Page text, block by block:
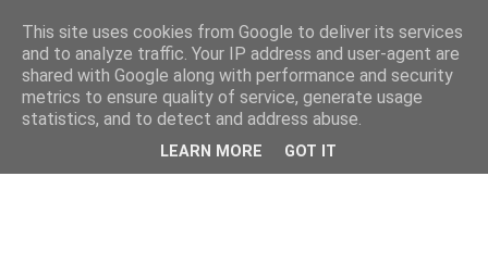
This site uses cookies from Google to deliver its services
and to analyze traffic. Your IP address and user-agent are
shared with Google along with performance and security
metrics to ensure quality of service, generate usage
statistics, and to detect and address abuse.
LEARN MORE GOT IT